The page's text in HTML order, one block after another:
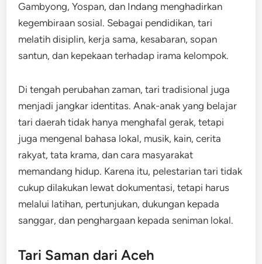
Gambyong, Yospan, dan Indang menghadirkan
kegembiraan sosial. Sebagai pendidikan, tari
melatih disiplin, kerja sama, kesabaran, sopan
santun, dan kepekaan terhadap irama kelompok.
Di tengah perubahan zaman, tari tradisional juga
menjadi jangkar identitas. Anak-anak yang belajar
tari daerah tidak hanya menghafal gerak, tetapi
juga mengenal bahasa lokal, musik, kain, cerita
rakyat, tata krama, dan cara masyarakat
memandang hidup. Karena itu, pelestarian tari tidak
cukup dilakukan lewat dokumentasi, tetapi harus
melalui latihan, pertunjukan, dukungan kepada
sanggar, dan penghargaan kepada seniman lokal.
Tari Saman dari Aceh